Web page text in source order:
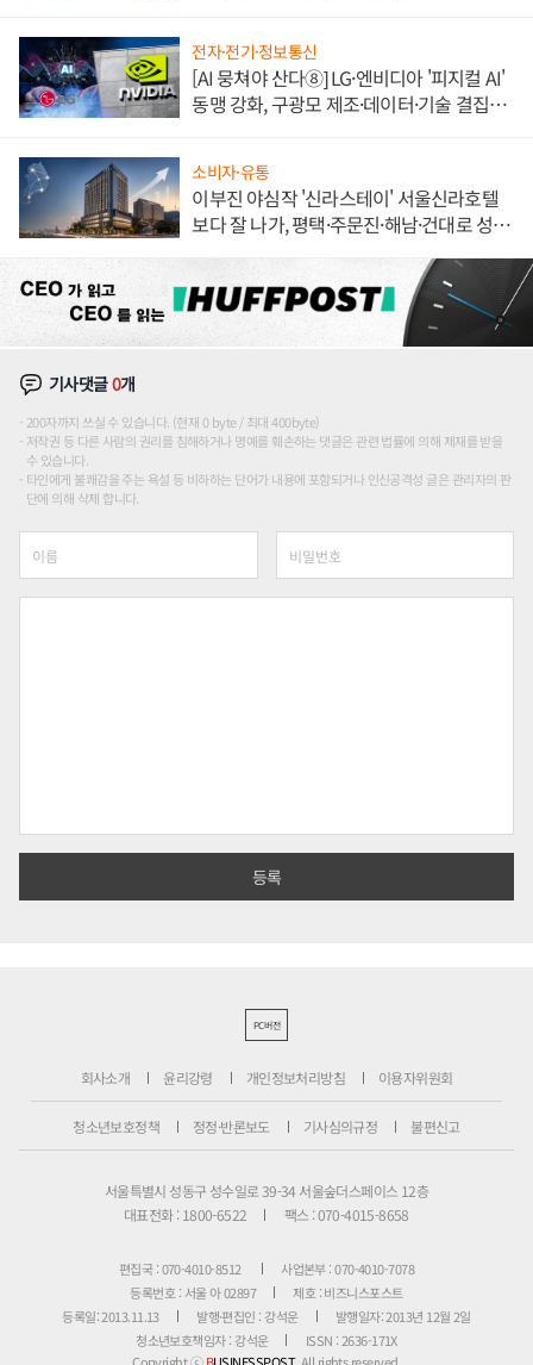
전자·전기·정보통신
[AI 뭉쳐야 산다⑧] LG·엔비디아 '피지컬 AI'
동맹 강화, 구광모 제조·데이터·기술 결집
소비자·유통
이부진 야심작 '신라스테이' 서울신라호텔
보다 잘 나가, 평택·주문진·해남·건대로 성
기사댓글0개
200자까지 쓰실 수 있습니다. (현재 0 byte / 최대 400byte)
저작권 등 다른 사람의 권리를 침해하거나 명예를 훼손하는 댓글은 관련 법률에 의해 제재를 받을
수 있습니다.
타인에게 불쾌감을 주는 욕설 등 비하하는 단어가 내용에 포함되거나 인신공격성 글은 관리자의 판
단에 의해 삭제 합니다.
PC버전
회사소개 윤리강령 개인정보처리방침 이용자위원회
청소년보호정책 정정·반론보도 기사심의규정 불편신고
서울특별시 성동구 성수일로 39-34 서울숲더스페이스 12층
대표전화 : 1800-6522
팩스 : 070-4015-8658
편집국 : 070-4010-8512
사업본부 : 070-4010-7078
등록번호 : 서울 아 02897
제호 : 비즈니스포스트
등록일: 2013.11.13
발행·편집인 : 강석운
발행일자: 2013년 12월 2일
청소년보호책임자 : 강석운
ISSN : 2636-171X